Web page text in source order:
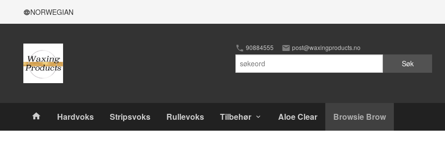
NORWEGIAN
90884555 post@waxingproducts.no
Søk
Produkter
Hardvoks Stripsvoks Rullevoks Tilbehør Aloe Clear Browsie Brow